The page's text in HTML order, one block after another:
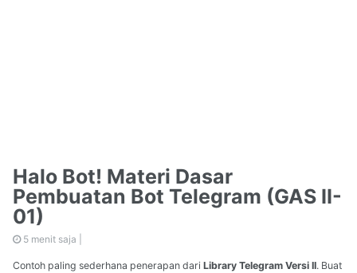
Halo Bot! Materi Dasar
Pembuatan Bot Telegram (GAS II-
01)
5 menit saja |
Contoh paling sederhana penerapan dari Library Telegram Versi II. Buat